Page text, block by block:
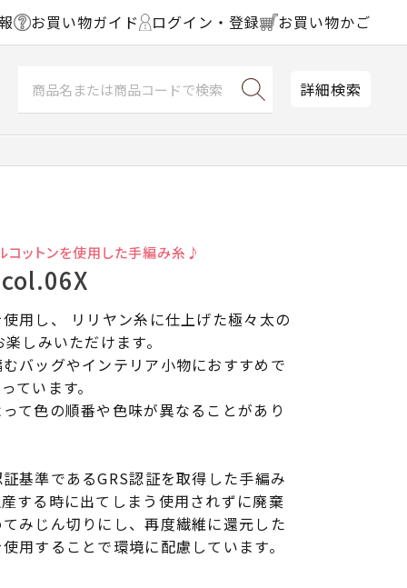
お買い物ガイド ログイン・登録 お買い物かご
詳細検索
コットンを使用した手編み糸♪
col.06X
用し、 リリヤン糸に仕上げた極々太の
しみいただけます。
バッグやインテリア小物におすすめで
ています。
て色の順番や色味が異なることがあり
基準であるGRS認証を取得した手編み
する時に出てしまう使用されずに廃棄
みじん切りにし、再度繊維に還元した
用することで環境に配慮しています。